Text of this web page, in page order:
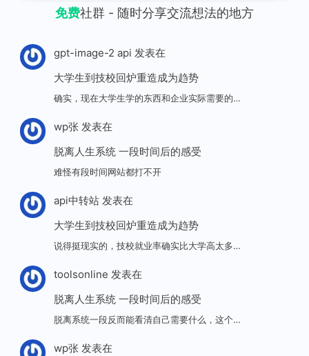
免费社群 - 随时分享交流想法的地方
gpt-image-2 api 发表在
大学生到技校回炉重造成为趋势
确实，现在大学生学的东西和企业实际需要的…
wp张发表在
脱离人生系统 一段时间后的感受
难怪有段时间网站都打不开
api中转站发表在
大学生到技校回炉重造成为趋势
说得挺现实的，技校就业率确实比大学高太多…
toolsonline 发表在
脱离人生系统 一段时间后的感受
脱离系统一段反而能看清自己需要什么，这个…
wp张发表在